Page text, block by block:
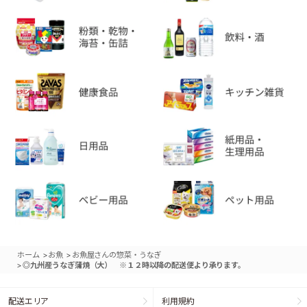
ホーム >お魚 > お魚屋さんの惣菜・うなぎ
>◎九州産うなぎ蒲焼（大） ※１２時以降の配送便より承ります。
配送エリア 利用規約